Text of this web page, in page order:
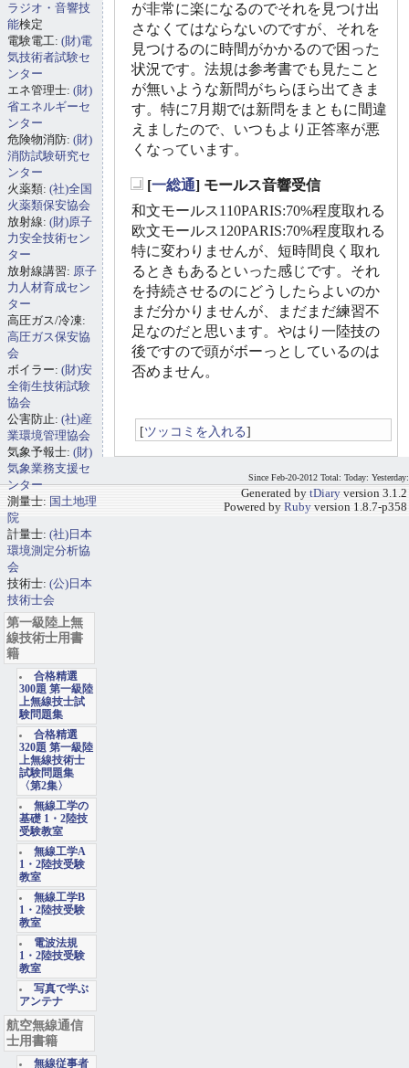
が非常に楽になるのでそれを見つけ出
さなくてはならないのですが、それを
見つけるのに時間がかかるので困った
状況です。法規は参考書でも見たこと
が無いような新問がちらほら出てきま
す。特に7月期では新問をまともに間違
えましたので、いつもより正答率が悪
くなっています。
[一総通] モールス音響受信
和文モールス110PARIS:70%程度取れる
欧文モールス120PARIS:70%程度取れる
特に変わりませんが、短時間良く取れ
るときもあるといった感じです。それ
を持続させるのにどうしたらよいのか
まだ分かりませんが、まだまだ練習不
足なのだと思います。やはり一陸技の
後ですので頭がボーっとしているのは
否めません。
[ツッコミを入れる]
ラジオ・音響技
能検定
電験電工: (財)電
気技術者試験セ
ンター
エネ管理士: (財)
省エネルギーセ
ンター
危険物消防: (財)
消防試験研究セ
ンター
火薬類: (社)全国
火薬類保安協会
放射線: (財)原子
力安全技術セン
ター
放射線講習: 原子
力人材育成セン
ター
高圧ガス/冷凍:
高圧ガス保安協
会
ボイラー: (財)安
全衛生技術試験
協会
公害防止: (社)産
業環境管理協会
気象予報士: (財)
気象業務支援セ
ンター
測量士: 国土地理
院
計量士: (社)日本
環境測定分析協
会
技術士: (公)日本
技術士会
第一級陸上無
線技術士用書
籍
合格精選
300題 第一級陸
上無線技士試
験問題集
合格精選
320題 第一級陸
上無線技術士
試験問題集
〈第2集〉
無線工学の
基礎 1・2陸技
受験教室
無線工学A
1・2陸技受験
教室
無線工学B
1・2陸技受験
教室
電波法規
1・2陸技受験
教室
写真で学ぶ
アンテナ
航空無線通信
士用書籍
無線従事者
Since Feb-20-2012 Total: Today: Yesterday:
Generated by tDiary version 3.1.2
Powered by Ruby version 1.8.7-p358